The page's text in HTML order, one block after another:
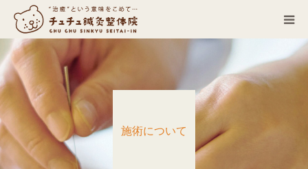
施術について
当院について
診療科目
営業カレンダー